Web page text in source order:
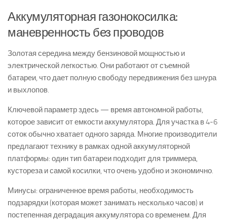
Аккумуляторная газонокосилка:
маневренность без проводов
Золотая середина между бензиновой мощностью и
электрической легкостью. Они работают от съемной
батареи, что дает полную свободу передвижения без шнура
и выхлопов.
Ключевой параметр здесь — время автономной работы,
которое зависит от емкости аккумулятора. Для участка в 4-6
соток обычно хватает одного заряда. Многие производители
предлагают технику в рамках одной аккумуляторной
платформы: один тип батареи подходит для триммера,
кустореза и самой косилки, что очень удобно и экономично.
Минусы: ограниченное время работы, необходимость
подзарядки (которая может занимать несколько часов) и
постепенная деградация аккумулятора со временем. Для